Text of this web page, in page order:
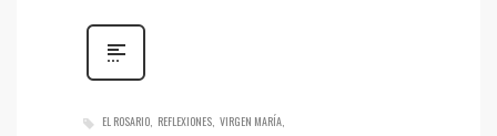
EL ROSARIO REFLEXIONES VIRGEN MARÍA